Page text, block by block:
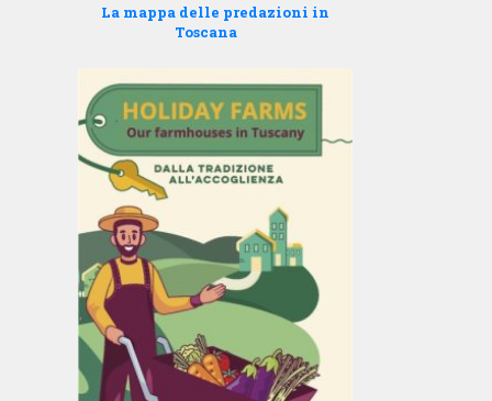
La mappa delle predazioni in
Toscana